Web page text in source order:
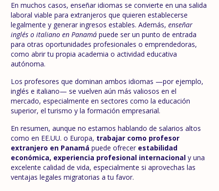
En muchos casos, enseñar idiomas se convierte en una salida
laboral viable para extranjeros que quieren establecerse
legalmente y generar ingresos estables. Además,enseñar
inglés o italiano en Panamá puede ser un punto de entrada
para otras oportunidades profesionales o emprendedoras,
como abrir tu propia academia o actividad educativa
autónoma.
Los profesores que dominan ambos idiomas —por ejemplo,
inglés e italiano— se vuelven aún más valiosos en el
mercado, especialmente en sectores como la educación
superior, el turismo y la formación empresarial.
En resumen, aunque no estamos hablando de salarios altos
como en EE.UU. o Europa, trabajar como profesor
extranjero en Panamá puede ofrecer estabilidad
económica, experiencia profesional internacional y una
excelente calidad de vida, especialmente si aprovechas las
ventajas legales migratorias a tu favor.